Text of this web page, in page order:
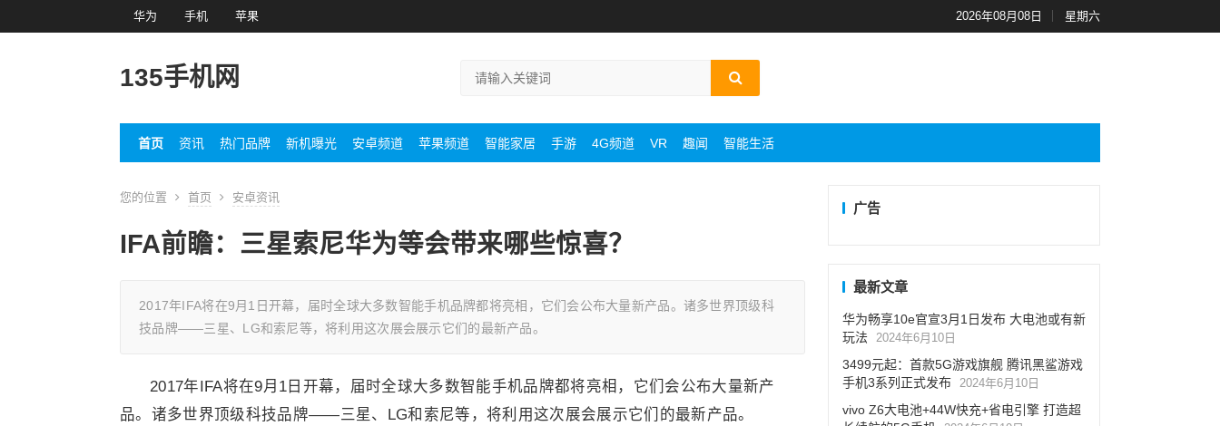
华为 手机 苹果 2026年08月08日 星期六
135手机网
首页 资讯 热门品牌 新机曝光 安卓频道 苹果频道 智能家居 手游 4G频道 VR 趣闻 智能生活
您的位置 首页 安卓资讯
IFA前瞻：三星索尼华为等会带来哪些惊喜？
2017年IFA将在9月1日开幕，届时全球大多数智能手机品牌都将亮相，它们会公布大量新产品。诸多世界顶级科
技品牌——三星、LG和索尼等，将利用这次展会展示它们的最新产品。
2017年IFA将在9月1日开幕，届时全球大多数智能手机品牌都将亮相，它们会公布大量新产
品。诸多世界顶级科技品牌——三星、LG和索尼等，将利用这次展会展示它们的最新产品。
广告
最新文章
华为畅享10e官宣3月1日发布 大电池或有新
玩法 2024年6月10日
3499元起：首款5G游戏旗舰 腾讯黑鲨游戏
手机3系列正式发布 2024年6月10日
vivo Z6大电池+44W快充+省电引擎 打造超